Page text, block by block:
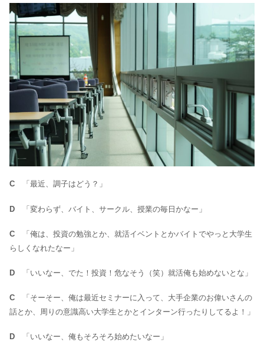
C 「最近、調子はどう？」
D 「変わらず、バイト、サークル、授業の毎日かなー」
C 「俺は、投資の勉強とか、就活イベントとかバイトでやっと大学生
らしくなれたなー」
D 「いいなー、でた！投資！危なそう（笑）就活俺も始めないとな」
C
「そーそー、俺は最近セミナーに入って、大手企業のお偉いさんの
話とか、周りの意識高い大学生とかとインターン行ったりしてるよ！」
D 「いいなー、俺もそろそろ始めたいなー」